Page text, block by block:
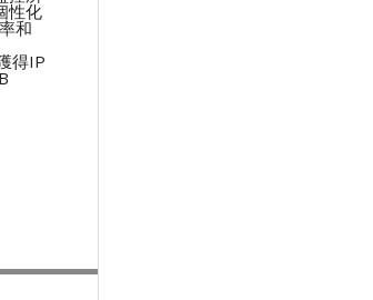
性化
和
得IP